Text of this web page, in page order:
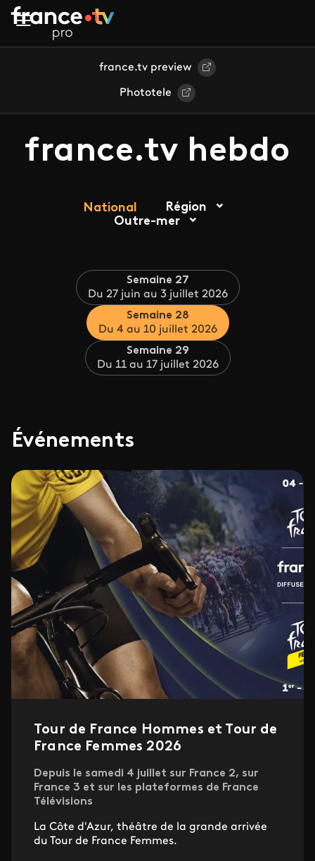
Aller au contenu principal
france.tv preview
Phototele
france.tv hebdo
National
Région
Outre-mer
Semaine 27
Du 27 juin au 3 juillet 2026
Semaine 28
Du 4 au 10 juillet 2026
Semaine 29
Du 11 au 17 juillet 2026
Événements
Tour de France Hommes et Tour de
France Femmes 2026
Depuis le samedi 4 juillet sur France 2, sur
France 3 et sur les plateformes de France
Télévisions
La Côte d'Azur, théâtre de la grande arrivée
du Tour de France Femmes.